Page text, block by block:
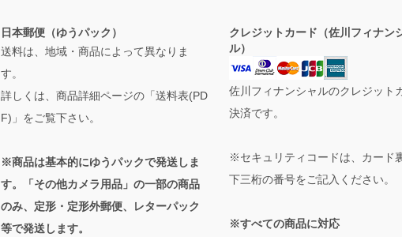
日本郵便（ゆうパック）
送料は、地域・商品によって異なりま
す。
詳しくは、商品詳細ページの「送料表(PD
F)」をご覧下さい。
※商品は基本的にゆうパックで発送しま
す。「その他カメラ用品」の一部の商品
のみ、定形・定形外郵便、レターパック
等で発送します。
クレジットカード（佐川フィナン
ル）
佐川フィナンシャルのクレジット
決済です。
※セキュリティコードは、カード
下三桁の番号をご記入ください。
※すべての商品に対応